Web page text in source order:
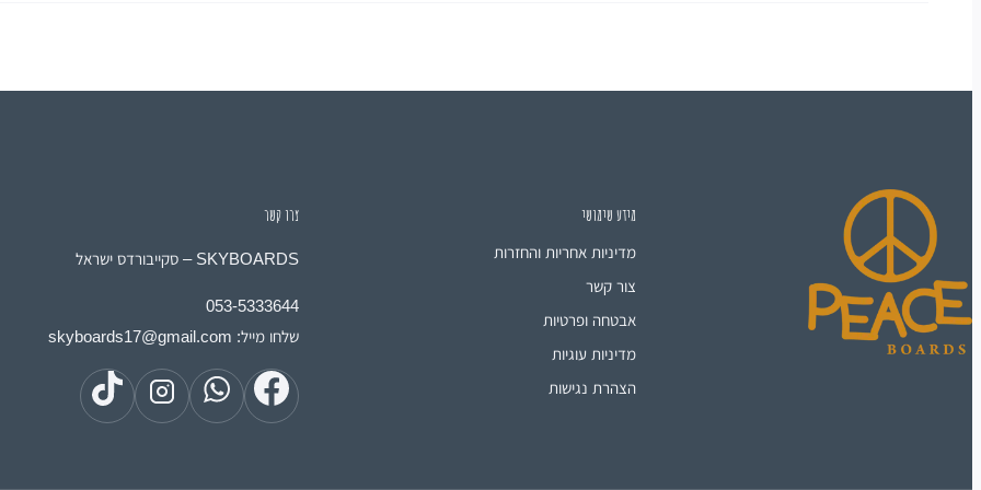
מידע שימושי
מדיניות אחריות והחזרות
צור קשר
אבטחה ופרטיות
מדיניות עוגיות
הצהרת נגישות
צרו קשר
SKYBOARDS – סקייבורדס ישראל
053-5333644
שלחו מייל: skyboards17@gmail.com